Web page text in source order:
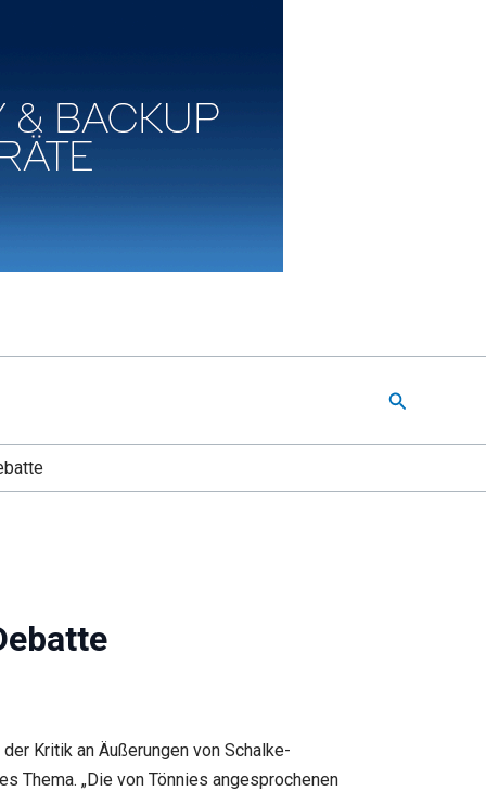
Suchen
Kritik an Äußerungen von Schalke-
Thema. „Die von Tönnies angesprochenen